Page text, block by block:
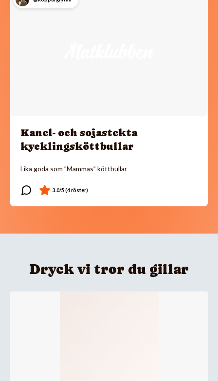
Kanel- och sojastekta
kycklingsköttbullar
Lika goda som ”Mammas” köttbullar
Dryck vi tror du gillar